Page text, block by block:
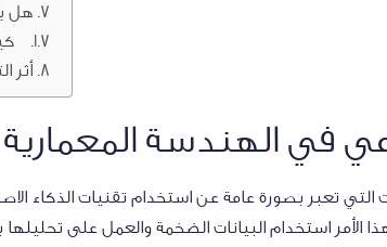
هل
أثر
في الهندسة المعمارية
تعبر بصورة عامة عن استخدام تقنيات الذكاء
الأمر استخدام البيانات الضخمة والعمل على تحليلها